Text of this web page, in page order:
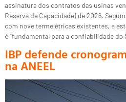
assinatura dos contratos das usinas
Reserva de Capacidade) de 2026.
com nove termelétricas existentes, a
é “fundamental para a confiabilidade
IBP defende
na ANEEL